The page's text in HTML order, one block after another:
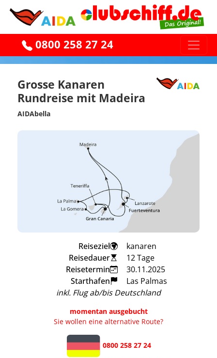
0800 258 27 24
Grosse Kanaren
Rundreise mit Madeira
AIDAbella
Reiseziel
kanaren
Reisedauer
12 Tage
Reisetermin
30.11.2025
Starthafen
Las Palmas
inkl. Flug ab/bis Deutschland
momentan ausgebucht
Sie wollen eine alternative Route?
0800 258 27 24